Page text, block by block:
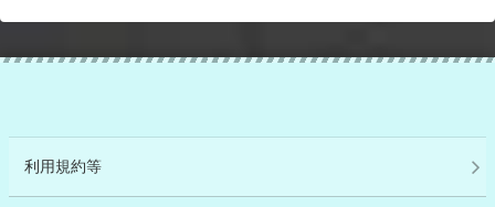
利用規約等